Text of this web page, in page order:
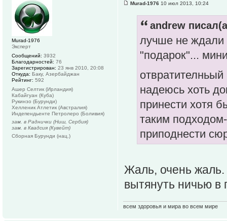
Murad-1976 10 июл 2013, 10:24
andrew
лучше не ждали
"подарок"...
отвратителньый
надеюсь хоть
принести хотя
таким
приподнести
Жаль, очень жаль.
вытянуть ничью в
всем здоровья и мира во всем мире
Murad-1976
Эксперт
Сообщений: 3932
Благодарностей: 76
Зарегистрирован: 23 янв 2010, 20:08
Откуда: Баку, Азербайджан
Рейтинг: 592
Ашер Селтик (Ирландия)
Кабайгуан (Куба)
Рукинзо (Бурунди)
Хелленик Атлетик (Австралия)
Индепендьенте Петролеро (Боливия)
зам. в Раднички (Ниш, Сербия)
зам. в Квадсия (Кувейт)
Сборная Бурунди (нац.)